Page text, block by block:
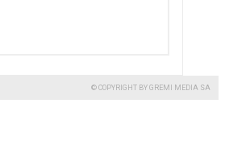
© COPYRIGHT BY GREMI MEDIA SA